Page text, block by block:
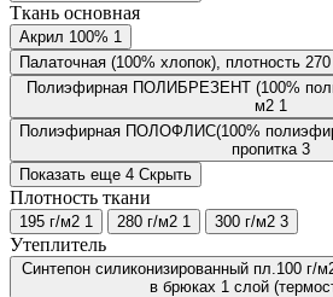
Ткань основная
Акрил 100% 1
Палаточная (100% хлопок), плотность
Полиэфирная ПОЛИБРЕЗЕНТ (100%
м2 1
Полиэфирная ПОЛОФЛИС(100%
пропитка 3
Показать еще 4 Скрыть
Плотность ткани
195 г/м2 1 280 г/м2 1 300 г/м2 3
Утеплитель
Синтепон силиконизированный пл.100 г/
в брюках 1 слой